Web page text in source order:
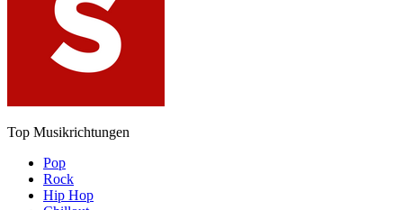
Top Musikrichtungen
Pop
Rock
Hip Hop